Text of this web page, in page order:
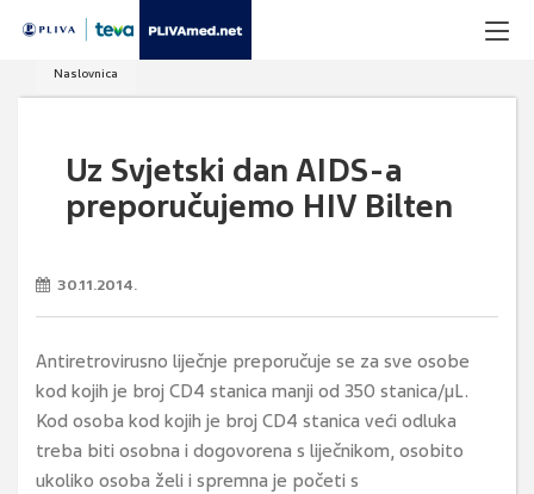
Naslovnica
Uz Svjetski dan AIDS-a
preporučujemo HIV Bilten
30.11.2014.
Antiretrovirusno liječnje preporučuje se za sve osobe
kod kojih je broj CD4 stanica manji od 350 stanica/µL.
Kod osoba kod kojih je broj CD4 stanica veći odluka
treba biti osobna i dogovorena s liječnikom, osobito
ukoliko osoba želi i spremna je početi s